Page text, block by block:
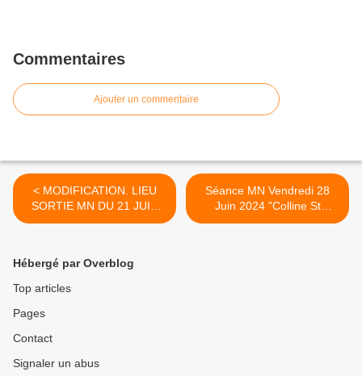
Commentaires
Ajouter un commentaire
< MODIFICATION. LIEU
SORTIE MN DU 21 JUIN
2024
Séance MN Vendredi 28
Juin 2024 "Colline St
Eutrope" ORANGE
Hébergé par Overblog
Top articles
Pages
Contact
Signaler un abus